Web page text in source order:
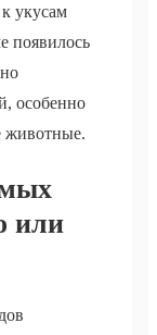
укусам
появилось
особенно
животные.
или